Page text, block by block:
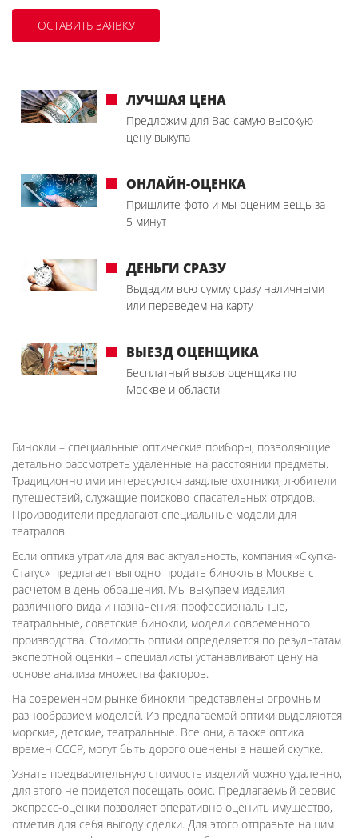
ЛУЧШАЯ ЦЕНА
Предложим для Вас самую высокую
цену выкупа
ОНЛАЙН-ОЦЕНКА
Пришлите фото и мы оценим вещь за
5 минут
ДЕНЬГИ СРАЗУ
Выдадим всю сумму сразу наличными
или переведем на карту
ВЫЕЗД ОЦЕНЩИКА
Бесплатный вызов оценщика по
Москве и области
Бинокли – специальные оптические приборы, позволяющие
детально рассмотреть удаленные на расстоянии предметы.
Традиционно ими интересуются заядлые охотники, любители
путешествий, служащие поисково-спасательных отрядов.
Производители предлагают специальные модели для
театралов.
Если оптика утратила для вас актуальность, компания «Скупка-
Статус» предлагает выгодно продать бинокль в Москве с
расчетом в день обращения. Мы выкупаем изделия
различного вида и назначения: профессиональные,
театральные, советские бинокли, модели современного
производства. Стоимость оптики определяется по результатам
экспертной оценки – специалисты устанавливают цену на
основе анализа множества факторов.
На современном рынке бинокли представлены огромным
разнообразием моделей. Из предлагаемой оптики выделяются
морские, детские, театральные. Все они, а также оптика
времен СССР, могут быть дорого оценены в нашей скупке.
Узнать предварительную стоимость изделий можно удаленно,
для этого не придется посещать офис. Предлагаемый сервис
экспресс-оценки позволяет оперативно оценить имущество,
отметив для себя выгоду сделки. Для этого отправьте нашим